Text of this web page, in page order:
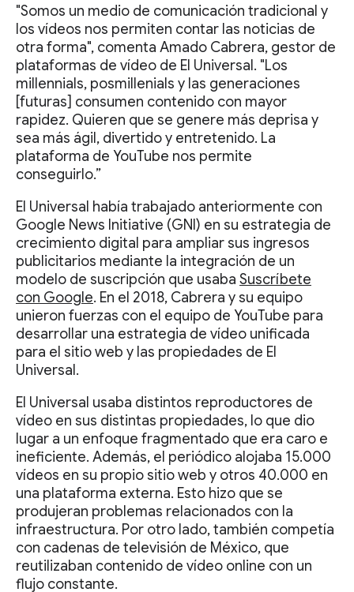
"Somos un medio de comunicación tradicional y
los vídeos nos permiten contar las noticias de
otra forma", comenta Amado Cabrera, gestor de
plataformas de vídeo de El Universal. "Los
millennials, posmillenials y las generaciones
[futuras] consumen contenido con mayor
rapidez. Quieren que se genere más deprisa y
sea más ágil, divertido y entretenido. La
plataforma de YouTube nos permite
conseguirlo.”
El Universal había trabajado anteriormente con
Google News Initiative (GNI) en su estrategia de
crecimiento digital para ampliar sus ingresos
publicitarios mediante la integración de un
modelo de suscripción que usaba Suscríbete
con Google. En el 2018, Cabrera y su equipo
unieron fuerzas con el equipo de YouTube para
desarrollar una estrategia de vídeo unificada
para el sitio web y las propiedades de El
Universal.
El Universal usaba distintos reproductores de
vídeo en sus distintas propiedades, lo que dio
lugar a un enfoque fragmentado que era caro e
ineficiente. Además, el periódico alojaba 15.000
vídeos en su propio sitio web y otros 40.000 en
una plataforma externa. Esto hizo que se
produjeran problemas relacionados con la
infraestructura. Por otro lado, también competía
con cadenas de televisión de México, que
reutilizaban contenido de vídeo online con un
flujo constante.